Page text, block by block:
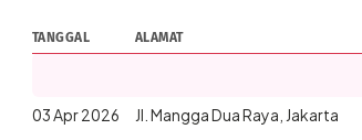
TANGGAL ALAMAT
03 Apr 2026
Jl. Mangga Dua Raya, Jakarta